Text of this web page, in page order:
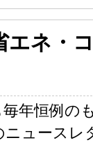
エネ・
年恒例の
ュースレ